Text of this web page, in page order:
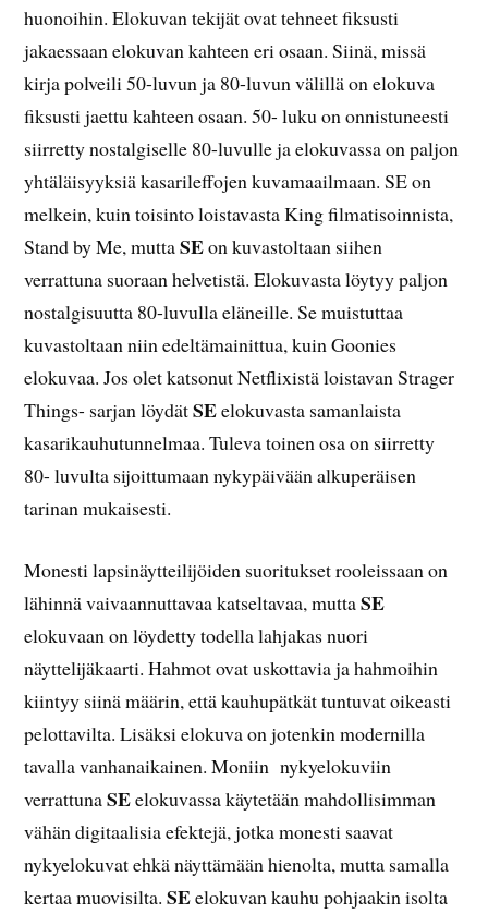
huonoihin. Elokuvan tekijät ovat tehneet fiksusti
jakaessaan elokuvan kahteen eri osaan. Siinä, missä
kirja polveili 50-luvun ja 80-luvun välillä on elokuva
fiksusti jaettu kahteen osaan. 50- luku on onnistuneesti
siirretty nostalgiselle 80-luvulle ja elokuvassa on paljon
yhtäläisyyksiä kasarileffojen kuvamaailmaan. SE on
melkein, kuin toisinto loistavasta King filmatisoinnista,
Stand by Me, muttaSEon kuvastoltaan siihen
verrattuna suoraan helvetistä. Elokuvasta löytyy paljon
nostalgisuutta 80-luvulla eläneille. Se muistuttaa
kuvastoltaan niin edeltämainittua, kuin Goonies
elokuvaa. Jos olet katsonut Netflixistä loistavan Strager
Things- sarjan löydätSEelokuvasta samanlaista
kasarikauhutunnelmaa. Tuleva toinen osa on siirretty
80- luvulta sijoittumaan nykypäivään alkuperäisen
tarinan mukaisesti.
Monesti lapsinäytteilijöiden suoritukset rooleissaan on
lähinnä vaivaannuttavaa katseltavaa, muttaSE
elokuvaan on löydetty todella lahjakas nuori
näyttelijäkaarti. Hahmot ovat uskottavia ja hahmoihin
kiintyy siinä määrin, että kauhupätkät tuntuvat oikeasti
pelottavilta. Lisäksi elokuva on jotenkin modernilla
tavalla vanhanaikainen. Moniin nykyelokuviin
verrattunaSEelokuvassa käytetään mahdollisimman
vähän digitaalisia efektejä, jotka monesti saavat
nykyelokuvat ehkä näyttämään hienolta, mutta samalla
kertaa muovisilta. SEelokuvan kauhu pohjaakin isolta